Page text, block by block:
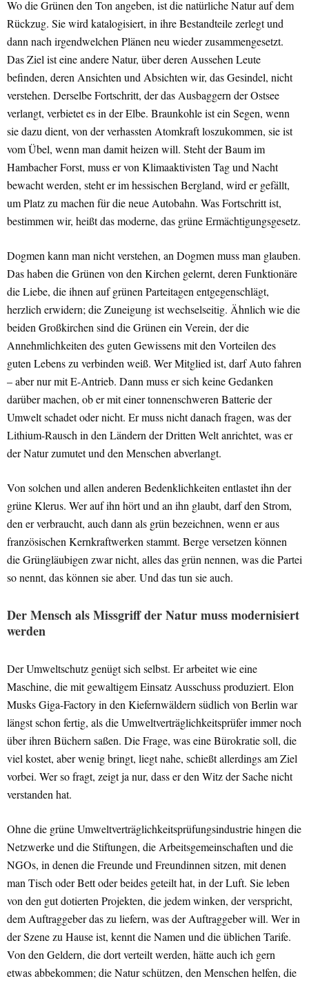
Wo die Grünen den Ton angeben, ist die natürliche Natur auf dem
Rückzug. Sie wird katalogisiert, in ihre Bestandteile zerlegt und
dann nach irgendwelchen Plänen neu wieder zusammengesetzt.
Das Ziel ist eine andere Natur, über deren Aussehen Leute
befinden, deren Ansichten und Absichten wir, das Gesindel, nicht
verstehen. Derselbe Fortschritt, der das Ausbaggern der Ostsee
verlangt, verbietet es in der Elbe. Braunkohle ist ein Segen, wenn
sie dazu dient, von der verhassten Atomkraft loszukommen, sie ist
vom Übel, wenn man damit heizen will. Steht der Baum im
Hambacher Forst, muss er von Klimaaktivisten Tag und Nacht
bewacht werden, steht er im hessischen Bergland, wird er gefällt,
um Platz zu machen für die neue Autobahn. Was Fortschritt ist,
bestimmen wir, heißt das moderne, das grüne Ermächtigungsgesetz.
Dogmen kann man nicht verstehen, an Dogmen muss man glauben.
Das haben die Grünen von den Kirchen gelernt, deren Funktionäre
die Liebe, die ihnen auf grünen Parteitagen entgegenschlägt,
herzlich erwidern; die Zuneigung ist wechselseitig. Ähnlich wie die
beiden Großkirchen sind die Grünen ein Verein, der die
Annehmlichkeiten des guten Gewissens mit den Vorteilen des
guten Lebens zu verbinden weiß. Wer Mitglied ist, darf Auto fahren
– aber nur mit E-Antrieb. Dann muss er sich keine Gedanken
darüber machen, ob er mit einer tonnenschweren Batterie der
Umwelt schadet oder nicht. Er muss nicht danach fragen, was der
Lithium-Rausch in den Ländern der Dritten Welt anrichtet, was er
der Natur zumutet und den Menschen abverlangt.
Von solchen und allen anderen Bedenklichkeiten entlastet ihn der
grüne Klerus. Wer auf ihn hört und an ihn glaubt, darf den Strom,
den er verbraucht, auch dann als grün bezeichnen, wenn er aus
französischen Kernkraftwerken stammt. Berge versetzen können
die Grüngläubigen zwar nicht, alles das grün nennen, was die Partei
so nennt, das können sie aber. Und das tun sie auch.
Der Mensch als Missgriff der Natur muss modernisiert
werden
Der Umweltschutz genügt sich selbst. Er arbeitet wie eine
Maschine, die mit gewaltigem Einsatz Ausschuss produziert. Elon
Musks Giga-Factory in den Kiefernwäldern südlich von Berlin war
längst schon fertig, als die Umweltverträglichkeitsprüfer immer noch
über ihren Büchern saßen. Die Frage, was eine Bürokratie soll, die
viel kostet, aber wenig bringt, liegt nahe, schießt allerdings am Ziel
vorbei. Wer so fragt, zeigt ja nur, dass er den Witz der Sache nicht
verstanden hat.
Ohne die grüne Umweltverträglichkeitsprüfungsindustrie hingen die
Netzwerke und die Stiftungen, die Arbeitsgemeinschaften und die
NGOs, in denen die Freunde und Freundinnen sitzen, mit denen
man Tisch oder Bett oder beides geteilt hat, in der Luft. Sie leben
von den gut dotierten Projekten, die jedem winken, der verspricht,
dem Auftraggeber das zu liefern, was der Auftraggeber will. Wer in
der Szene zu Hause ist, kennt die Namen und die üblichen Tarife.
Von den Geldern, die dort verteilt werden, hätte auch ich gern
etwas abbekommen; die Natur schützen, den Menschen helfen, die